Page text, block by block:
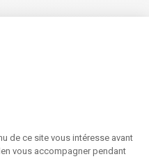
de ce site vous intéresse avant
vous accompagner pendant
totalement